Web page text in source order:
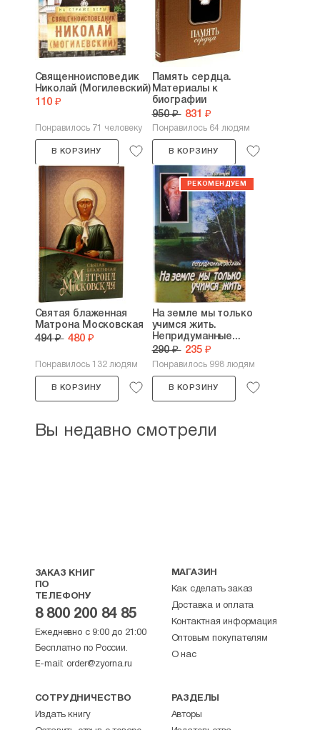
Священноисповедик
Николай (Могилевский)
110 ₽
Понравилось 71 человеку
В КОРЗИНУ
Память сердца.
Материалы к
биографии
архимандрита...
950 ₽ 831 ₽
Понравилось 64 людям
В КОРЗИНУ
Святая блаженная
Матрона Московская
494 ₽ 480 ₽
Понравилось 132 людям
В КОРЗИНУ
На земле мы только
учимся жить.
Непридуманные...
290 ₽ 235 ₽
Понравилось 998 людям
В КОРЗИНУ
Вы недавно смотрели
ЗАКАЗ КНИГ
ПО
ТЕЛЕФОНУ
8 800 200 84 85
Ежедневно с 9:00 до 21:00
Бесплатно по России.
E-mail: order@zyorna.ru
МАГАЗИН
Как сделать заказ
Доставка и оплата
Контактная информация
Оптовым покупателям
О нас
СОТРУДНИЧЕСТВО
Издать книгу
РАЗДЕЛЫ
Авторы